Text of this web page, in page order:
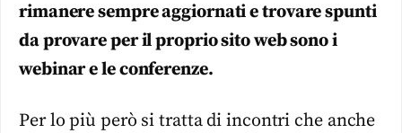
rimanere sempre aggiornati e trovare spunti
da provare per il proprio sito web sono i
webinar e le conferenze.
Per lo più però si tratta di incontri che anche